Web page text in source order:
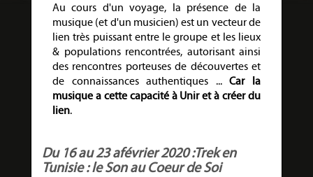
Au cours d'un voyage, la présence de la
musique (et d'un musicien) est un vecteur de
lien très puissant entre le groupe et les lieux
& populations rencontrées, autorisant ainsi
des rencontres porteuses de découvertes et
de connaissances authentiques ...Car la
musique a cette capacité à Unir et à créer du
lien.
Du 16 au 23 afévrier 2020 :Trek en
Tunisie : le Son au Coeur de Soi